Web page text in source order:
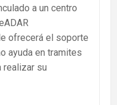
a un centro
ofrecerá el soporte
ayuda en tramites
realizar su